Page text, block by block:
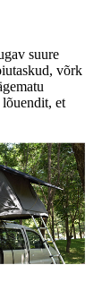
suure
võrk
et